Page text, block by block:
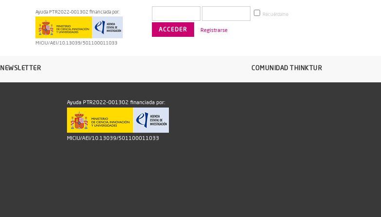
Ayuda PTR2022-001302 financiada por:
MICIU/AEI/10.13039/501100011033
Recuérdame
Registrarse
NEWSLETTER COMUNIDAD THINKTUR
Ayuda PTR2022-001302 financiada por:
MICIU/AEI/10.13039/501100011033